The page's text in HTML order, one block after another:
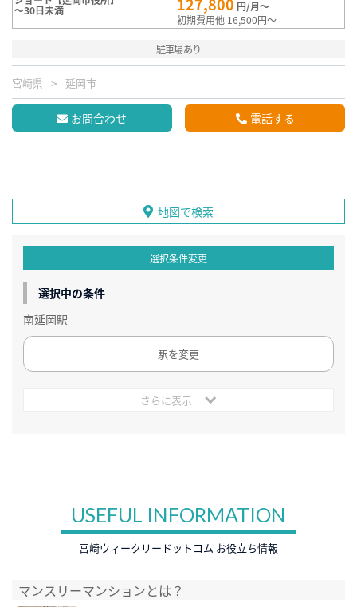
～30日未満 127,800 円/月～
初期費用他 16,500円～
駐車場あり
宮崎県 延岡市
お問合わせ 電話する
地図で検索
選択条件変更
選択中の条件
南延岡駅
駅を変更
さらに表示
USEFUL INFORMATION
宮崎ウィークリードットコム お役立ち情報
マンスリーマンションとは？